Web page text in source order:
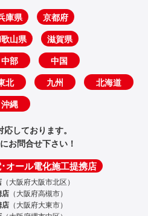
庫県 京都府
山県 滋賀県
中部 中国
北 九州 北海道
沖縄
しております。
お問合せ下さい！
オール電化施工提携店
（大阪府大阪市北区）
店 （大阪府高槻市）
店 （大阪府大東市）